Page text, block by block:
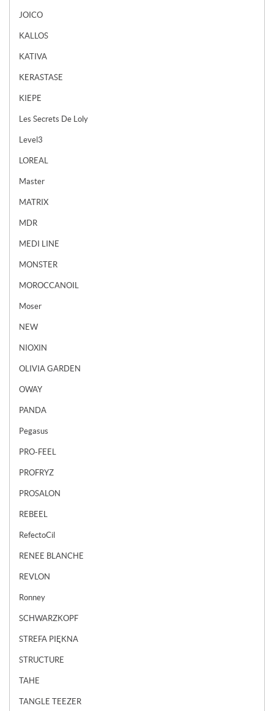
JOICO
KALLOS
KATIVA
KERASTASE
KIEPE
Les Secrets De Loly
Level3
LOREAL
Master
MATRIX
MDR
MEDI LINE
MONSTER
MOROCCANOIL
Moser
NEW
NIOXIN
OLIVIA GARDEN
OWAY
PANDA
Pegasus
PRO-FEEL
PROFRYZ
PROSALON
REBEEL
RefectoCil
RENEE BLANCHE
REVLON
Ronney
SCHWARZKOPF
STREFA PIĘKNA
STRUCTURE
TAHE
TANGLE TEEZER